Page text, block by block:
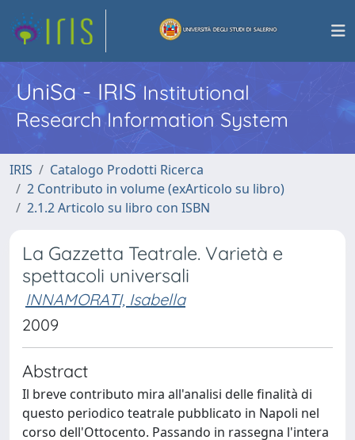
UniSa - IRISInstitutional
Research Information System
IRIS
Catalogo Prodotti Ricerca
2 Contributo in volume (exArticolo su libro)
2.1.2 Articolo su libro con ISBN
La Gazzetta Teatrale. Varietà e
spettacoli universali
INNAMORATI, Isabella
2009
Abstract
Il breve contributo mira all'analisi delle finalità di
questo periodico teatrale pubblicato in Napoli nel
corso dell'Ottocento. Passando in rassegna l'intera